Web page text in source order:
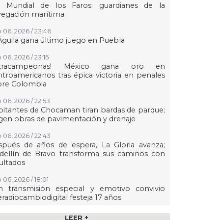
Mundial de los Faros: guardianes de la
marítima
06, 2026 / 23:46
gana último juego en Puebla
06, 2026 / 23:15
México gana oro en
tras épica victoria en penales
Colombia
06, 2026 / 22:53
de Chocaman tiran bardas de parque;
obras de pavimentación y drenaje
06, 2026 / 22:43
de años de espera, La Gloria avanza;
de Bravo transforma sus caminos con
06, 2026 / 18:01
transmisión especial y emotivo convivio
festeja 17 años
06, 2026 / 18:00 LEER +